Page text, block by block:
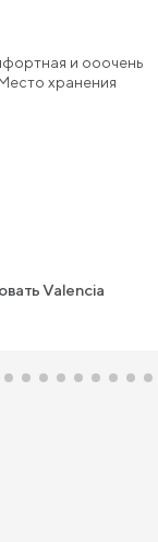
и ооочень
хранения
Valencia